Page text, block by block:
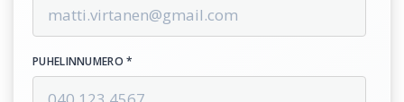
PUHELINNUMERO *